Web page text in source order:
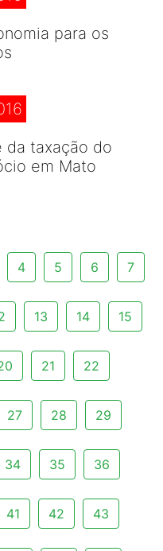
para os
da taxação do
em Mato
4 5 6 7
13 14 15
21 22
27 28 29
34 35 36
41 42 43